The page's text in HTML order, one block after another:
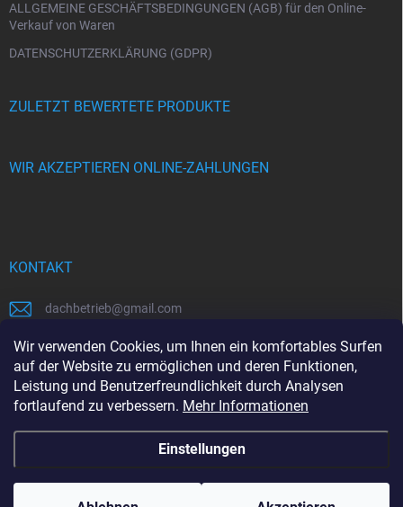
Wir verwenden Cookies, um Ihnen ein komfortables Surfen
auf der Website zu ermöglichen und deren Funktionen,
Leistung und Benutzerfreundlichkeit durch Analysen
fortlaufend zu verbessern. Mehr Informationen
Einstellungen
ALLGEMEINE GESCHÄFTSBEDINGUNGEN (AGB) für den Online-
Verkauf von Waren
DATENSCHUTZERKLÄRUNG (GDPR)
ZULETZT BEWERTETE PRODUKTE
WIR AKZEPTIEREN ONLINE-ZAHLUNGEN
KONTAKT
dachbetrieb@gmail.com
00421948484112
00421948484112
https://www.facebook.com/www.dachbetrieb.at
Copyright 2026 . Alle Rechte vorbehalten.